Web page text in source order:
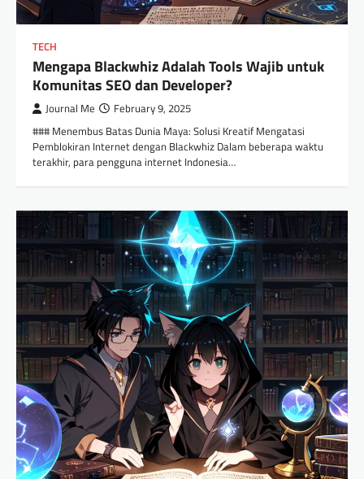
TECH
Mengapa Blackwhiz Adalah Tools Wajib untuk
Komunitas SEO dan Developer?
Journal Me February 9, 2025
### Menembus Batas Dunia Maya: Solusi Kreatif Mengatasi
Pemblokiran Internet dengan Blackwhiz Dalam beberapa waktu
terakhir, para pengguna internet Indonesia…